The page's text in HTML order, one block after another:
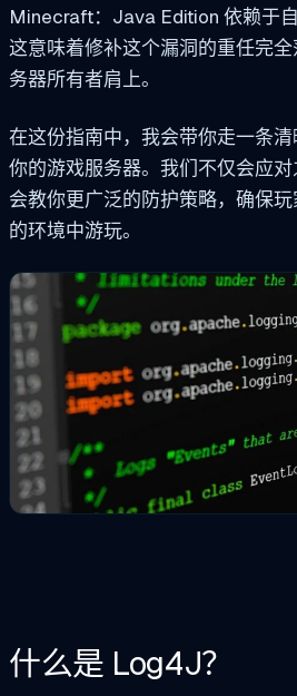
Minecraft：Java Edition 依赖于
这意味着修补这个漏洞的重任完
务器所有者肩上。
在这份指南中，我会带你走一条
你的游戏服务器。我们不仅会应
会教你更广泛的防护策略，确保
的环境中游玩。
什么是 Log4J？